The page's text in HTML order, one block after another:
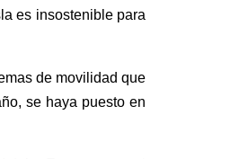
es insostenible para
de movilidad que
se haya puesto en